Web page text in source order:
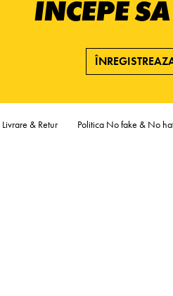
ÎNCEPE
Livrare & Retur Politica No fake & No